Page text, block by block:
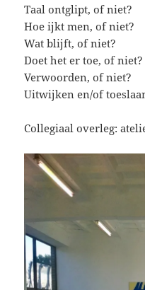
Taal ontglipt, of niet?
Hoe ijkt men, of niet?
Wat blijft, of niet?
Doet het er toe, of niet?
Verwoorden, of niet?
Uitwijken en/of
Collegiaal overleg: